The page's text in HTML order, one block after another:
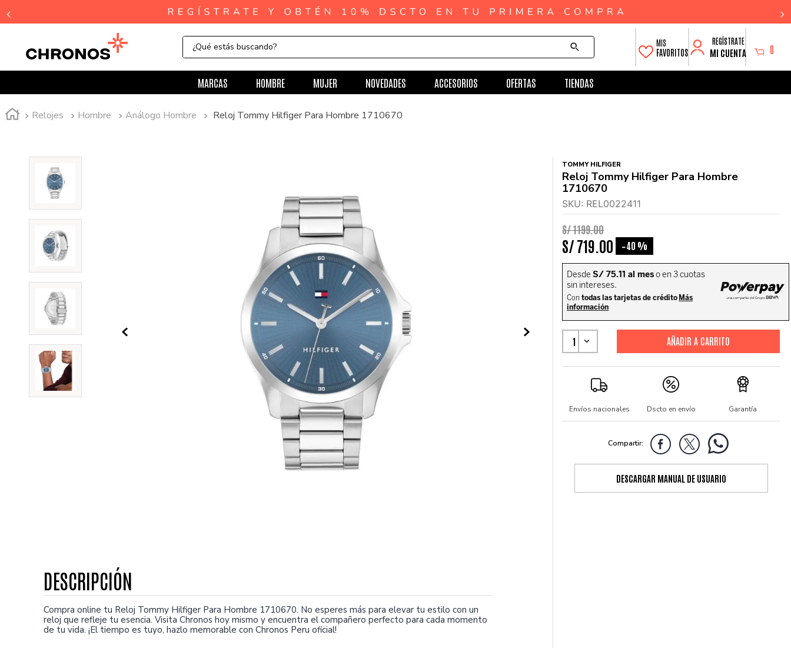
¿Qué estás buscando?
FAVORITOS MI CUENTA 0
MARCAS HOMBRE MUJER NOVEDADES ACCESORIOS OFERTAS TIENDAS
Relojes Hombre Análogo Hombre Reloj Tommy Hilfiger Para Hombre 1710670
Compra online tu Reloj Tommy Hilfiger Para Hombre 1710670. No esperes más para elevar tu estilo con un
reloj que refleje tu esencia. Visita Chronos hoy mismo y encuentra el compañero perfecto para cada momento
de tu vida. ¡El tiempo es tuyo, hazlo memorable con Chronos Peru oficial!
TOMMY HILFIGER
Reloj Tommy Hilfiger Para Hombre
1710670
SKU: REL0022411
S/1199.00
S/719 00 -40 %
1
Envíos nacionales Dscto en envío Garantía
DESCARGAR MANUAL DE USUARIO